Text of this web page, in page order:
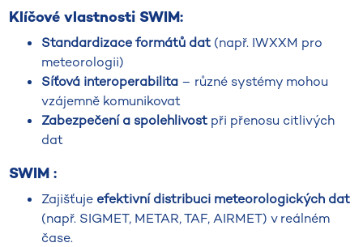
Klíčové vlastnosti SWIM:
Standardizace formátů dat (např. IWXXM pro
meteorologii)
Síťová interoperabilita – různé systémy mohou
vzájemně komunikovat
Zabezpečení a spolehlivost při přenosu citlivých
dat
SWIM :
Zajišťuje efektivní distribuci meteorologických dat
(např. SIGMET, METAR, TAF, AIRMET) v reálném
čase.